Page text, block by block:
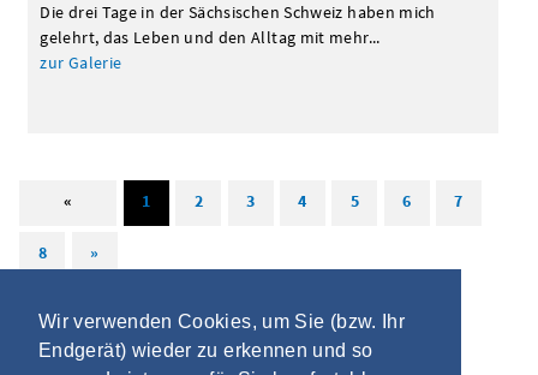
Wir verwenden Cookies, um Sie (bzw. Ihr
Endgerät) wieder zu erkennen und so
Die drei Tage in der Sächsischen Schweiz haben mich
gelehrt, das Leben und den Alltag mit mehr...
zur Galerie
« 1 2 3 4 5 6 7
8 »